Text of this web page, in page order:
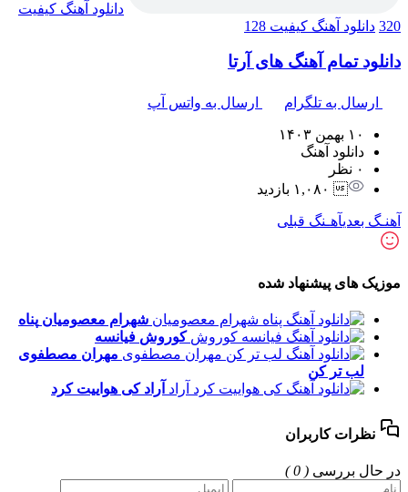
دانلود آهنگ کیفیت
320 دانلود آهنگ کیفیت 128
دانلود تمام آهنگ های آرتا
ارسال به تلگرام ارسال به واتس آپ
۱۰ بهمن ۱۴۰۳
دانلود آهنگ
۰ نظر
۱,۰۸۰ بازدید
آهنـگ بعدیآهـنگ قبلی
موزیک های پیشنهاد شده
شهرام معصومیان پناه
کوروش فیانسه
مهران مصطفوی
لب تر کن
آراد کی هواییت کرد
نظرات کاربران
در حال بررسی ( 0 )